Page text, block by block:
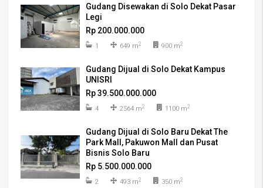
Gudang Disewakan di Solo Dekat Pasar
Legi
Rp 200.000.000
1 649 m2 900 m2
Gudang Dijual di Solo Dekat Kampus
UNISRI
Rp 39.500.000.000
4 2564 m2 1100 m2
Gudang Dijual di Solo Baru Dekat The
Park Mall, Pakuwon Mall dan Pusat
Bisnis Solo Baru
Rp 5.500.000.000
2 493 m2 350 m2